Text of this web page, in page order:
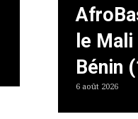
le
Bénin
6 août 2026